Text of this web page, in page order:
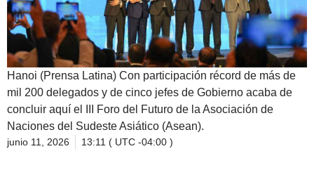
Hanoi (Prensa Latina) Con participación récord de más de
mil 200 delegados y de cinco jefes de Gobierno acaba de
concluir aquí el III Foro del Futuro de la Asociación de
Naciones del Sudeste Asiático (Asean).
junio 11, 2026 13:11 ( UTC -04:00 )